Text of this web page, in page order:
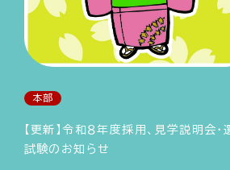
本部
【更新】令和８年度採用、見学説明会・
試験のお知らせ